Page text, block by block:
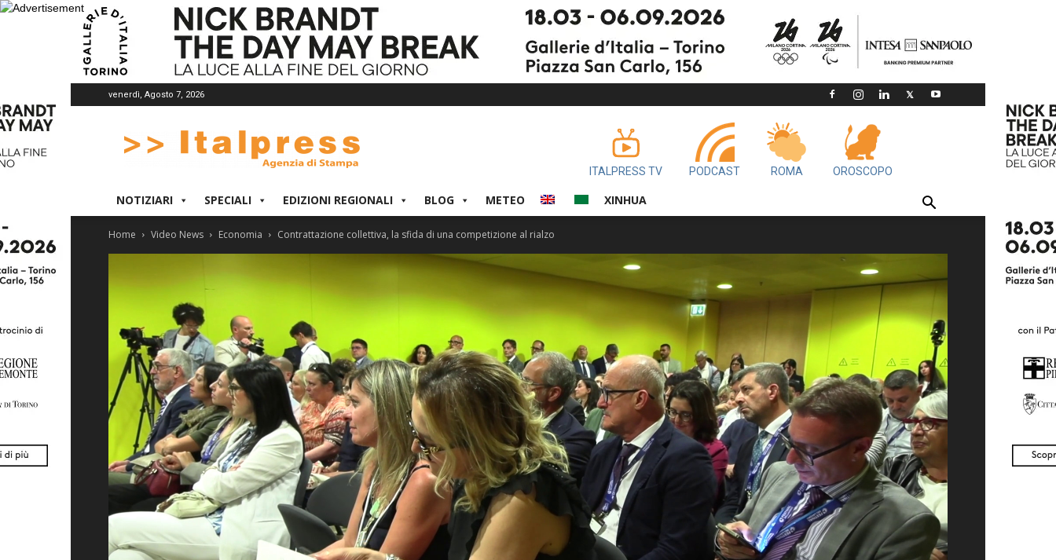
venerdì, Agosto 7, 2026
ITALPRESS TV PODCAST ROMA OROSCOPO
NOTIZIARI SPECIALI EDIZIONI REGIONALI BLOG METEO XINHUA
Home Video News Economia Contrattazione collettiva, la sfida di una competizione al rialzo